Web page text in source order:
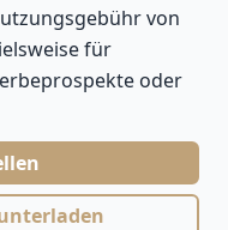
von
für
oder